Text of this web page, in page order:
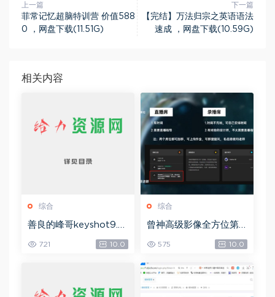
上一篇
菲常记忆超脑特训营 价值588
0 ，网盘下载(11.51G)
下一篇
【完结】万法归宗之英语语法
速成 ，网盘下载(10.59G)
相关内容
综合
善良的峰哥keyshot9.0
自学宝典，网盘下载(2.3
6G)
721 10.0
综合
曾神高级影像全方位第
四期，网盘下载(49.08
G)
575 10.0